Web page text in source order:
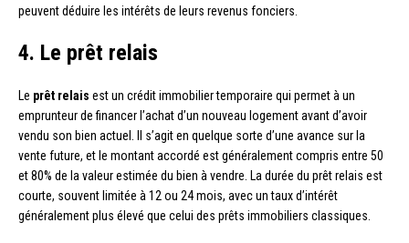
peuvent déduire les intérêts de leurs revenus fonciers.
4. Le prêt relais
Le prêt relais est un crédit immobilier temporaire qui permet à un
emprunteur de financer l’achat d’un nouveau logement avant d’avoir
vendu son bien actuel. Il s’agit en quelque sorte d’une avance sur la
vente future, et le montant accordé est généralement compris entre 50
et 80% de la valeur estimée du bien à vendre. La durée du prêt relais est
courte, souvent limitée à 12 ou 24 mois, avec un taux d’intérêt
généralement plus élevé que celui des prêts immobiliers classiques.